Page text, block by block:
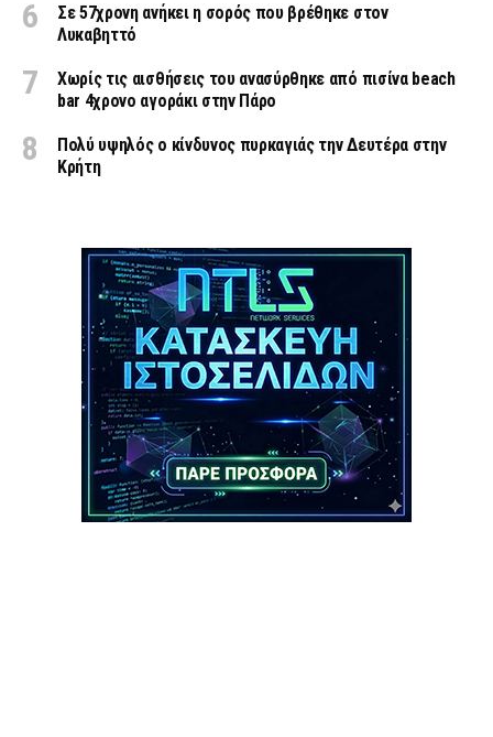
Σε 57χρονη ανήκει η σορός που βρέθηκε στον
Λυκαβηττό
Χωρίς τις αισθήσεις του ανασύρθηκε από πισίνα beach
bar 4χρονο αγοράκι στην Πάρο
Πολύ υψηλός ο κίνδυνος πυρκαγιάς την Δευτέρα στην
Κρήτη